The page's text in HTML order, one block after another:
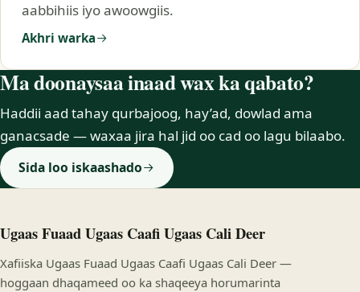
aabbihiis iyo awoowgiis.
Akhri warka
Ma doonaysaa inaad wax ka qabato?
Haddii aad tahay qurbajoog, hay’ad, dowlad ama
ganacsade — waxaa jira hal jid oo cad oo lagu bilaabo.
Sida loo iskaashado
Ugaas Fuaad Ugaas Caafi Ugaas Cali Deer
Xafiiska Ugaas Fuaad Ugaas Caafi Ugaas Cali Deer —
hoggaan dhaqameed oo ka shaqeeya horumarinta